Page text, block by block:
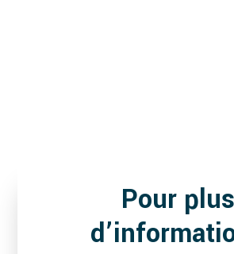
Pour plus